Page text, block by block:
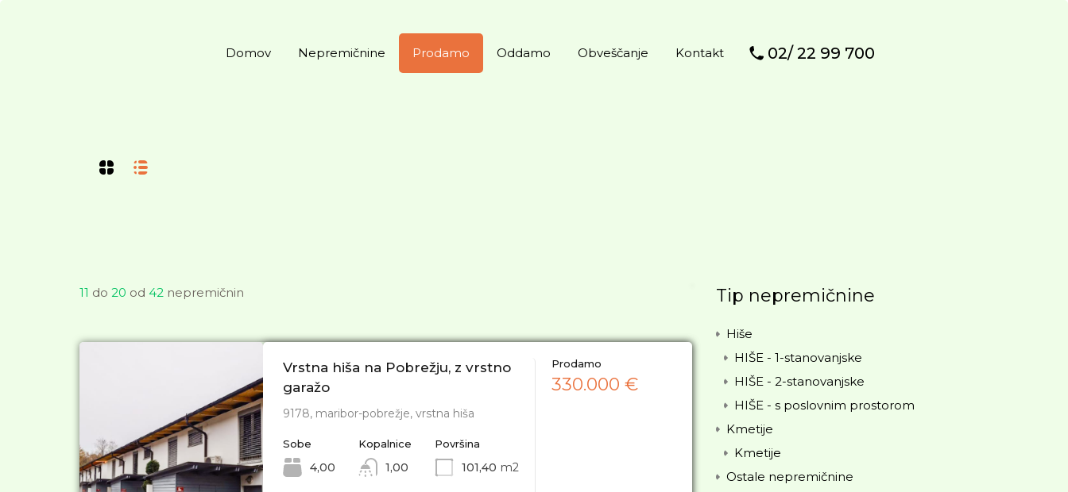
Domov Nepremičnine Prodamo Oddamo Obveščanje Kontakt 02/ 22 99 700
11 do 20 od 42 nepremičnin
Vrstna hiša na Pobrežju, z vrstno
garažo
9178, maribor-pobrežje, vrstna hiša
Sobe
4,00
Kopalnice
1,00
Površina
101,40 m2
Prodamo
330.000 €
Tip nepremičnine
Hiše
HIŠE - 1-stanovanjske
HIŠE - 2-stanovanjske
HIŠE - s poslovnim prostorom
Kmetije
Kmetije
Ostale nepremičnine